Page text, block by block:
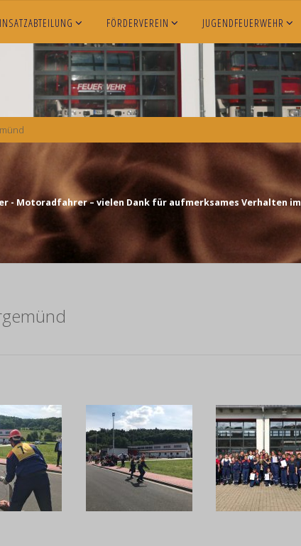
FÖRDERVEREIN JUGENDFEUERWEHR
- Motoradfahrer – vielen Dank für aufmerksames Verhalten im